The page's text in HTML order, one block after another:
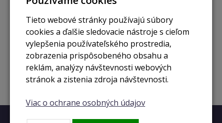
iPhone 15 Pro 1TB čierny titán
Zobraziť
Tieto webové stránky používajú súbory
cookies a ďalšie sledovacie nástroje s cieľom
vylepšenia používateľského prostredia,
zobrazenia prispôsobeného obsahu a
reklám, analýzy návštevnosti webových
stránok a zistenia zdroja návštevnosti.
Viac o ochrane osobných údajov